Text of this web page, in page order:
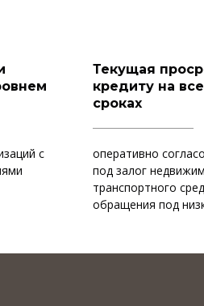
с
Текущая
кредиту на
сроках
оперативно
под залог
транспортного
обращения под